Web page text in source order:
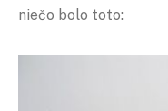
niečo bolo toto: